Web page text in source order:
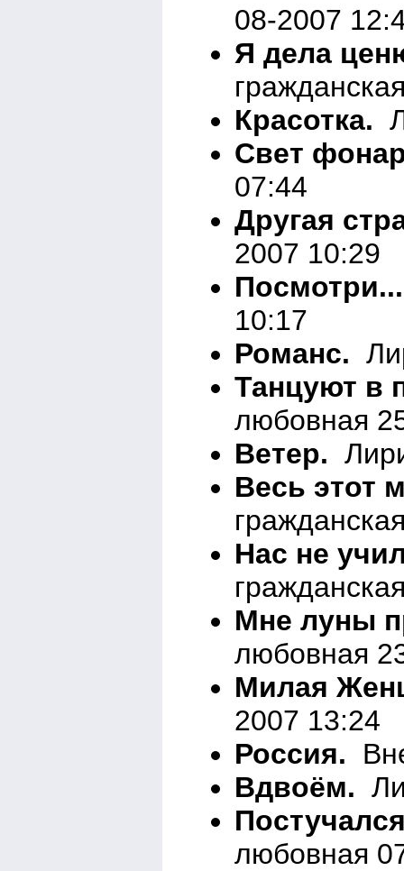
08-2007
Я дела
Красотка.
Свет
07:44
Другая
2007 10:29
Посмотри...
10:17
Романс.
Танцуют в
любовная
Ветер.
Весь этот
Нас не
Мне луны
любовная
Милая
2007 13:24
Россия.
Вдвоём.
любовная